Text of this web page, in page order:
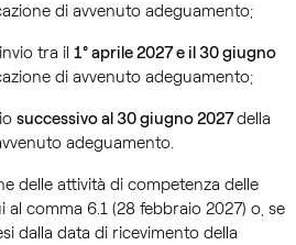
di avvenuto adeguamento;
tra il 1° aprile 2027 e il 30 giugno
di avvenuto adeguamento;
successivo al 30 giugno 2027della
adeguamento.
delle attività di competenza delle
comma 6.1 (28 febbraio 2027) o, se
dalla data di ricevimento della